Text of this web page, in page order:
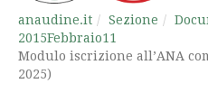
anaudine.it Sezione
2015Febbraio11
Modulo iscrizione all’ANA
2025)